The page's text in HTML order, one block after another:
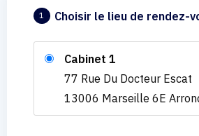
1 Choisir le lieu de rendez-
Cabinet 1
77 Rue Du Docteur Escat
13006 Marseille 6E